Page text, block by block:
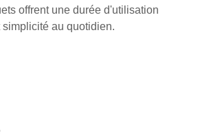
offrent une durée d'utilisation
au quotidien.